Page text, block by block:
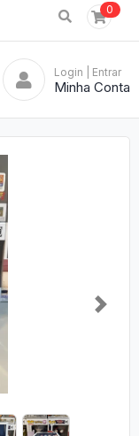
0
Login | Entrar
Minha Conta
Next